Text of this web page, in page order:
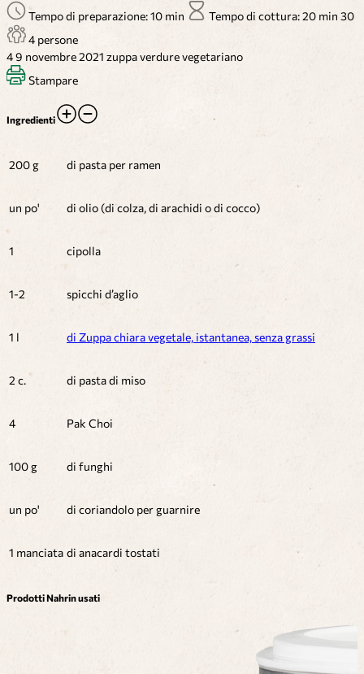
Tempo di preparazione: 10 min
Tempo di cottura: 20 min 30
4 persone
49 novembre 2021 zuppaverdurevegetariano
Stampare
Ingredienti
200 g di pasta per ramen
un po' di olio (di colza, di arachidi o di cocco)
1 cipolla
1-2 spicchi d’aglio
1 l di Zuppa chiara vegetale, istantanea, senza grassi
2 c. di pasta di miso
4 Pak Choi
100 g di funghi
un po' di coriandolo per guarnire
1 manciata di anacardi tostati
Prodotti Nahrin usati